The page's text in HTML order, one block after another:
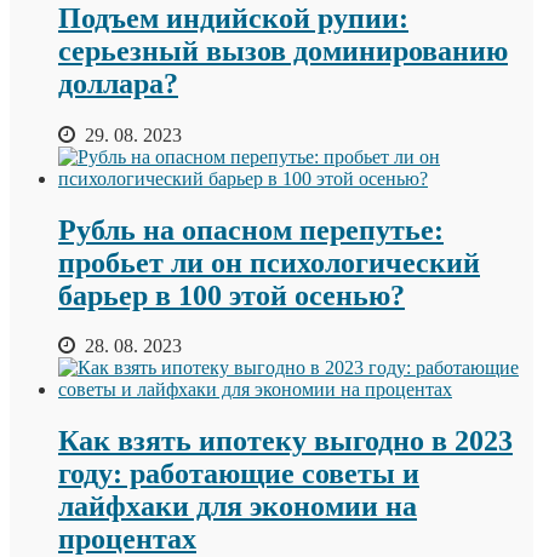
Подъем индийской рупии:
серьезный вызов доминированию
доллара?
29. 08. 2023
Рубль на опасном перепутье:
пробьет ли он психологический
барьер в 100 этой осенью?
28. 08. 2023
Как взять ипотеку выгодно в 2023
году: работающие советы и
лайфхаки для экономии на
процентах